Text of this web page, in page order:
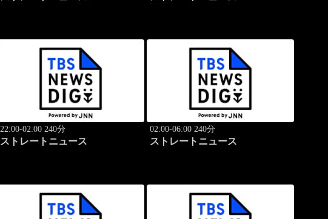
22:00-02:00 240分
ストレートニュース
02:00-06:00 240分
ストレートニュース